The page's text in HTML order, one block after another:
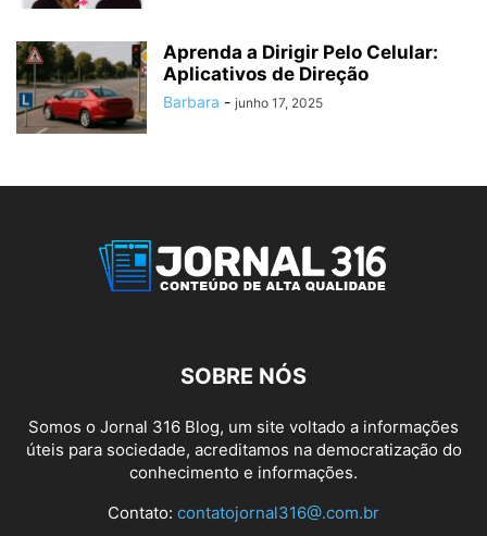
Aprenda a Dirigir Pelo Celular:
Aplicativos de Direção
Barbara - junho 17, 2025
SOBRE NÓS
Somos o Jornal 316 Blog, um site voltado a informações
úteis para sociedade, acreditamos na democratização do
conhecimento e informações.
Contato: contatojornal316@.com.br